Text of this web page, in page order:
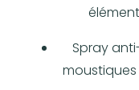
Spray